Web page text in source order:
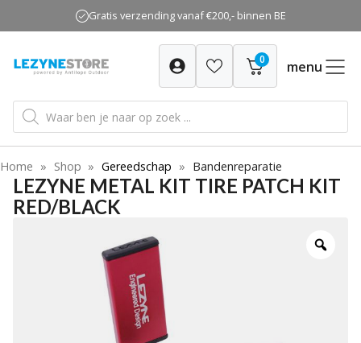
naar
inhoud
Gratis verzending vanaf €200,- binnen BE
0 menu
Producten
zoeken
Home » Shop » Gereedschap » Bandenreparatie
LEZYNE METAL KIT TIRE PATCH KIT
RED/BLACK